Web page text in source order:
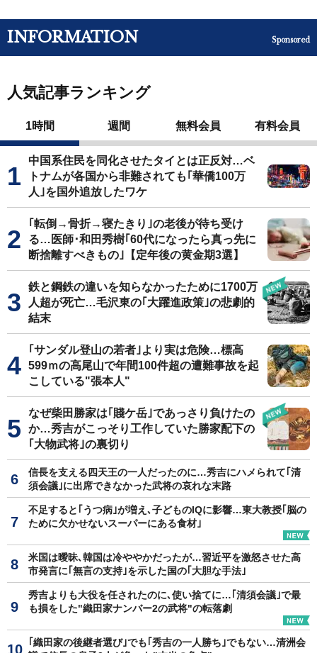
INFORMATION Sponsored
人気記事ランキング
1時間 週間 無料会員 有料会員
中国系住民を同化させたタイとは正反対…ベ
トナムが各国から非難されても｢華僑100万
人｣を国外追放したワケ
｢転倒→骨折→寝たきり｣の老後が待ち受け
る…医師･和田秀樹｢60代になったら真っ先に
断捨離すべきもの｣【定年後の黄金期3選】
鉄と鋼鉄の違いを知らなかったために1700万
人超が死亡…毛沢東の｢大躍進政策｣の悲劇的
結末
｢サンダル登山の若者｣より実は危険…標高
599ｍの高尾山で年間100件超の遭難事故を起
こしている"張本人"
なぜ柴田勝家は｢賤ケ岳｣であっさり負けたの
か…秀吉がこっそり工作していた勝家配下の
｢大物武将｣の裏切り
信長を支える四天王の一人だったのに…秀吉にハメられて｢清
須会議｣に出席できなかった武将の哀れな末路
不足すると｢うつ病｣が増え､子どものIQに影響…東大教授｢脳の
ために欠かせないスーパーにある食材｣
米国は曖昧､韓国は冷ややかだったが…習近平を激怒させた高
市発言に｢無言の支持｣を示した国の｢大胆な手法｣
秀吉よりも大役を任されたのに､使い捨てに…｢清須会議｣で最
も損をした"織田家ナンバー2の武将"の転落劇
｢織田家の後継者選び｣でも｢秀吉の一人勝ち｣でもない…清洲会